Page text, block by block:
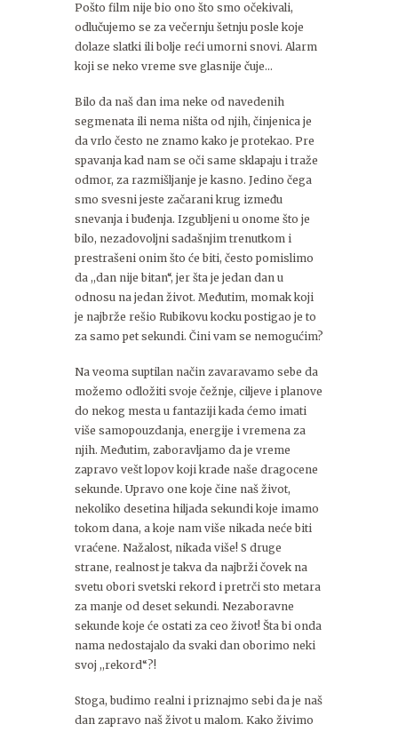
Pošto film nije bio ono što smo očekivali,
odlučujemo se za večernju šetnju posle koje
dolaze slatki ili bolje reći umorni snovi. Alarm
koji se neko vreme sve glasnije čuje…
Bilo da naš dan ima neke od navedenih
segmenata ili nema ništa od njih, činjenica je
da vrlo često ne znamo kako je protekao. Pre
spavanja kad nam se oči same sklapaju i traže
odmor, za razmišljanje je kasno. Jedino čega
smo svesni jeste začarani krug između
snevanja i buđenja. Izgubljeni u onome što je
bilo, nezadovoljni sadašnjim trenutkom i
prestrašeni onim što će biti, često pomislimo
da ,,dan nije bitan“, jer šta je jedan dan u
odnosu na jedan život. Međutim, momak koji
je najbrže rešio Rubikovu kocku postigao je to
za samo pet sekundi. Čini vam se nemogućim?
Na veoma suptilan način zavaravamo sebe da
možemo odložiti svoje čežnje, ciljeve i planove
do nekog mesta u fantaziji kada ćemo imati
više samopouzdanja, energije i vremena za
njih. Međutim, zaboravljamo da je vreme
zapravo vešt lopov koji krade naše dragocene
sekunde. Upravo one koje čine naš život,
nekoliko desetina hiljada sekundi koje imamo
tokom dana, a koje nam više nikada neće biti
vraćene. Nažalost, nikada više! S druge
strane, realnost je takva da najbrži čovek na
svetu obori svetski rekord i pretrči sto metara
za manje od deset sekundi. Nezaboravne
sekunde koje će ostati za ceo život! Šta bi onda
nama nedostajalo da svaki dan oborimo neki
svoj ,,rekord“?!
Stoga, budimo realni i priznajmo sebi da je naš
dan zapravo naš život u malom. Kako živimo